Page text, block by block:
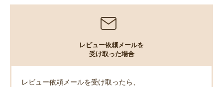
レビュー依頼メールを
受け取った場合
レビュー依頼メールを受け取ったら、